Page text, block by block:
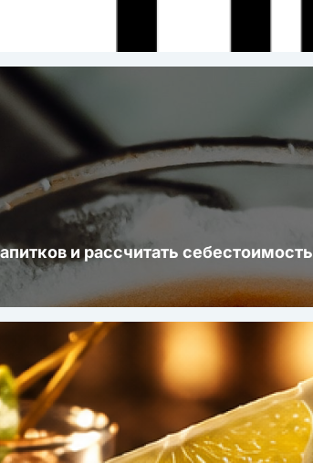
и рассчитать себестоимость